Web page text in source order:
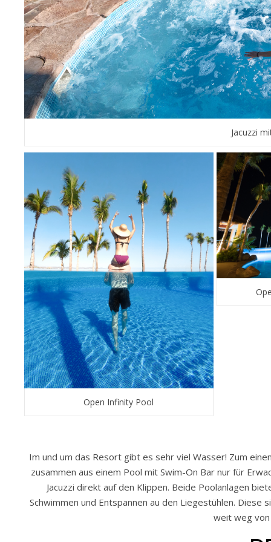
Jacuzzi
Open Infinity Pool
Im und um das Resort gibt es sehr viel Wasser! Zum
zusammen aus einem Pool mit Swim-On Bar nur für
Jacuzzi direkt auf den Klippen. Beide Poolanlagen
Schwimmen und Entspannen au den Liegestühlen.
weit weg von